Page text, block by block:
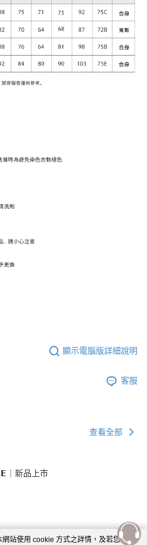
顯示電腦版詳細說明
客服
查看全部
新品上市
站使用 cookie 方式之詳情，及若您不希